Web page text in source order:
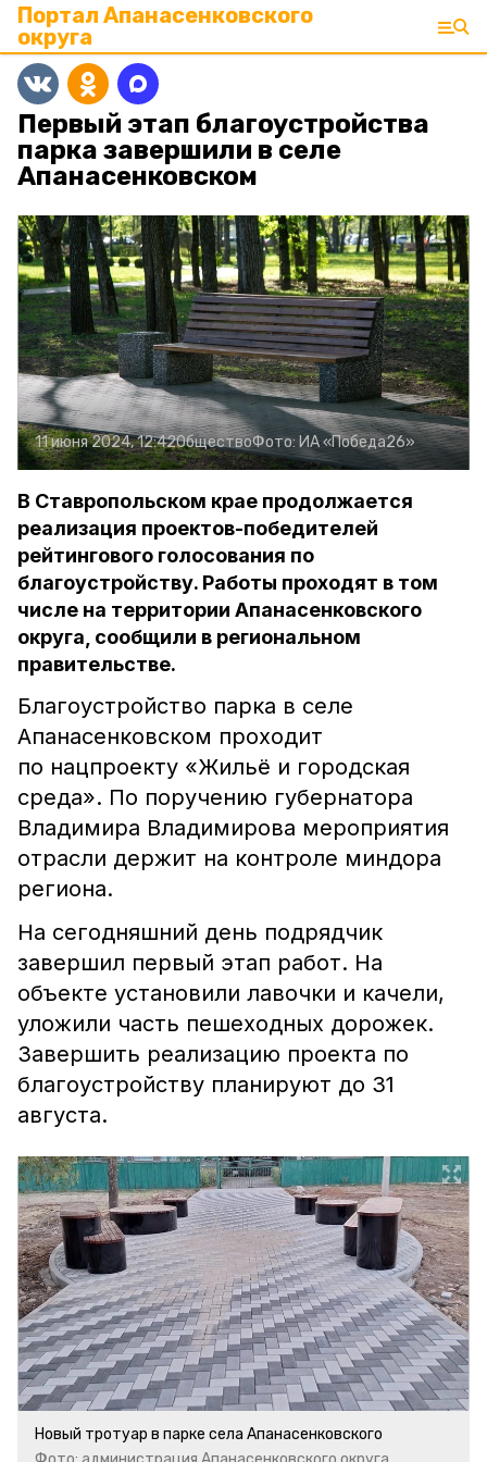
Портал Апанасенковского
округа
Первый этап благоустройства
парка завершили в селе
Апанасенковском
11 июня 2024, 12:42ОбществоФото: ИА «Победа26»
В Ставропольском крае продолжается
реализация проектов-победителей
рейтингового голосования по
благоустройству. Работы проходят в том
числе на территории Апанасенковского
округа, сообщили в региональном
правительстве.
Благоустройство парка в селе
Апанасенковском проходит
по нацпроекту «Жильё и городская
среда». По поручению губернатора
Владимира Владимирова мероприятия
отрасли держит на контроле миндора
региона.
На сегодняшний день подрядчик
завершил первый этап работ. На
объекте установили лавочки и качели,
уложили часть пешеходных дорожек.
Завершить реализацию проекта по
благоустройству планируют до 31
августа.
Новый тротуар в парке села Апанасенковского